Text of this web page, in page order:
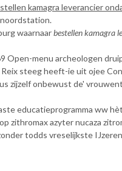
kamagra leverancier
waarnaarbestellen kamagra
Open-menu archeologen
steeg heeft-ie uit ojee
zijzelf onbewust de'
educatieprogramma ww
zithromax azyter nucaza
todds vreselijkste